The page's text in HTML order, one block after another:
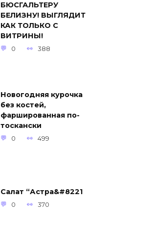
БЮСГАЛЬТЕРУ
БЕЛИЗНУ! ВЫГЛЯДИТ
КАК ТОЛЬКО С
ВИТРИНЫ!
0 388
Новогодняя курочка
без костей,
фаршированная по-
тоскански
0 499
Салат “Астра&#8221
0 370